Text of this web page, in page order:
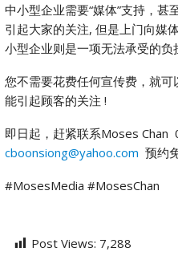
中小型企业需要“媒体”支持，
引起大家的关注, 但是上门向媒
小型企业则是一项无法承受的负
您不需要花费任何宣传费，就
能引起顾客的关注 !
即日起，赶紧联系Moses
cboonsiong@yahoo.com 预约
#MosesMedia #MosesChan
Post Views: 7,288